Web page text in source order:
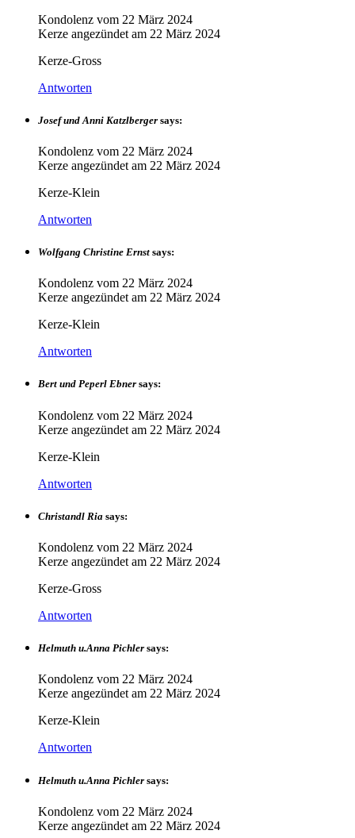
Kondolenz vom 22 März 2024
Kerze angezündet am 22 März 2024
Kerze-Gross
Antworten
Josef und Anni Katzlberger says:
Kondolenz vom 22 März 2024
Kerze angezündet am 22 März 2024
Kerze-Klein
Antworten
Wolfgang Christine Ernst says:
Kondolenz vom 22 März 2024
Kerze angezündet am 22 März 2024
Kerze-Klein
Antworten
Bert und Peperl Ebner says:
Kondolenz vom 22 März 2024
Kerze angezündet am 22 März 2024
Kerze-Klein
Antworten
Christandl Ria says:
Kondolenz vom 22 März 2024
Kerze angezündet am 22 März 2024
Kerze-Gross
Antworten
Helmuth u.Anna Pichler says:
Kondolenz vom 22 März 2024
Kerze angezündet am 22 März 2024
Kerze-Klein
Antworten
Helmuth u.Anna Pichler says:
Kondolenz vom 22 März 2024
Kerze angezündet am 22 März 2024